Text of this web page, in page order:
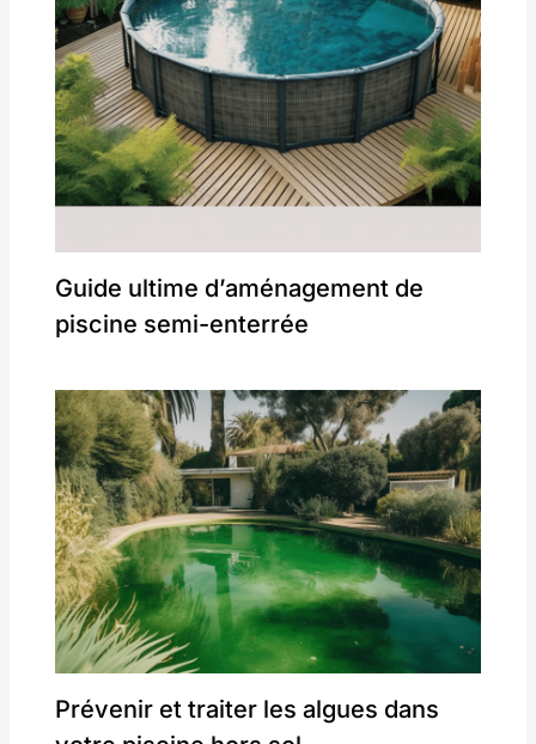
Guide ultime d’aménagement de
piscine semi-enterrée
Prévenir et traiter les algues dans